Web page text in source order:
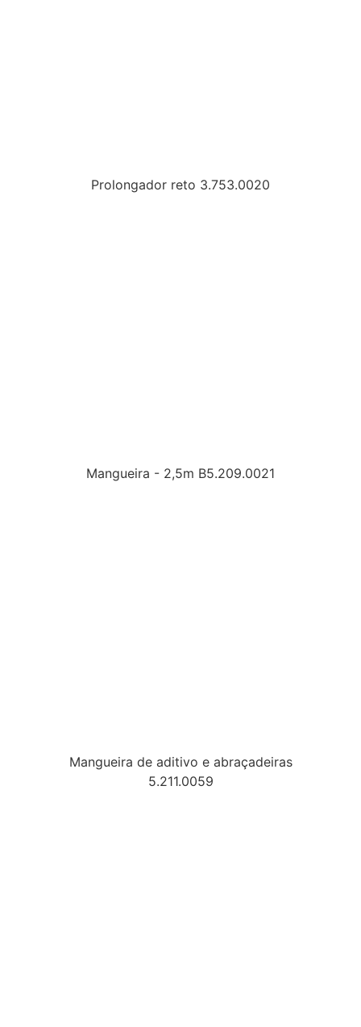
Prolongador reto 3.753.0020
Mangueira - 2,5m B5.209.0021
Mangueira de aditivo e abraçadeiras
5.211.0059